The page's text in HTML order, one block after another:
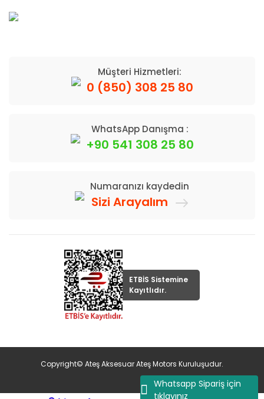
Whatsapp Sipariş için
tıklayınız
Müşteri Hizmetleri:
0 (850) 308 25 80
WhatsApp Danışma :
+90 541 308 25 80
Numaranızı kaydedin
Sizi Arayalım
ETBİS Sistemine
Kayıtlıdır.
Copyright© Ateş Aksesuar Ateş Motors Kuruluşudur.